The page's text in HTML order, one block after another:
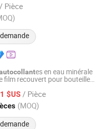
d'
avec logo
/ Pièce
2024
es en eau minérale
film recouvert pour bouteilles
$US / Pièce
(MOQ)
Ltd.
2026